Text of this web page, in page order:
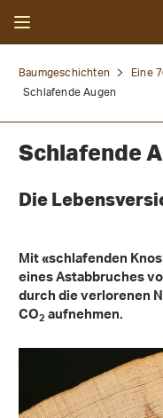
Baumgeschichten
Eine
Schlafende Augen
Schlafende
Die
Mit «schlafenden
eines Astabbruches
durch die verlorenen
CO2aufnehmen.